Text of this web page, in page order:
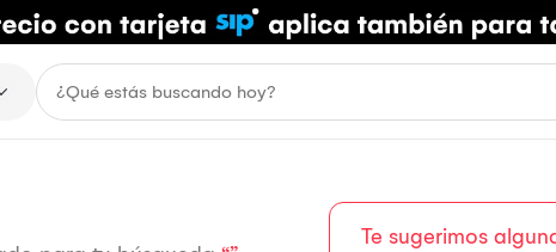
Te sugerimos